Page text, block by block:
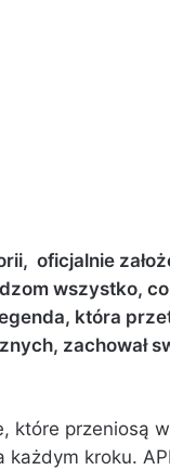
oficjalnie
wszystko,
która
zachował
które przeniosą
kroku.